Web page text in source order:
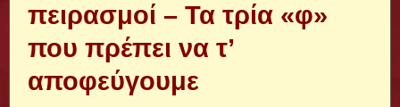
πειρασμοί – Τα τρία «φ»
που πρέπει να τ’
αποφεύγουμε